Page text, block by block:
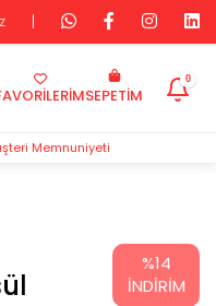
SEPETIM
0
Memnuniyeti
%14
İNDIRIM